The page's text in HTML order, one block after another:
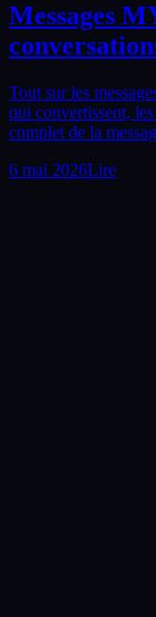
Messages
Tout sur les
qui convertissent,
complet de la
6 mai 2026Lire